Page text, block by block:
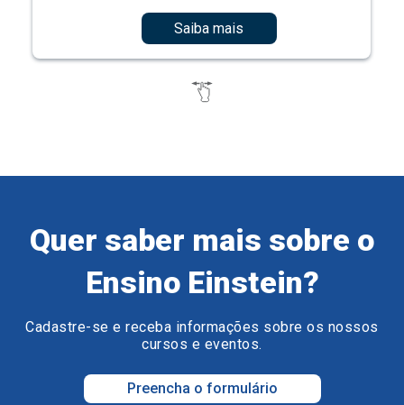
Saiba mais
Quer saber mais sobre o
Ensino Einstein?
Cadastre-se e receba informações sobre os nossos
cursos e eventos.
Preencha o formulário